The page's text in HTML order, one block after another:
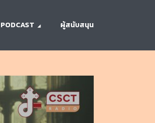
PODCAST ผู้สนับสนุน